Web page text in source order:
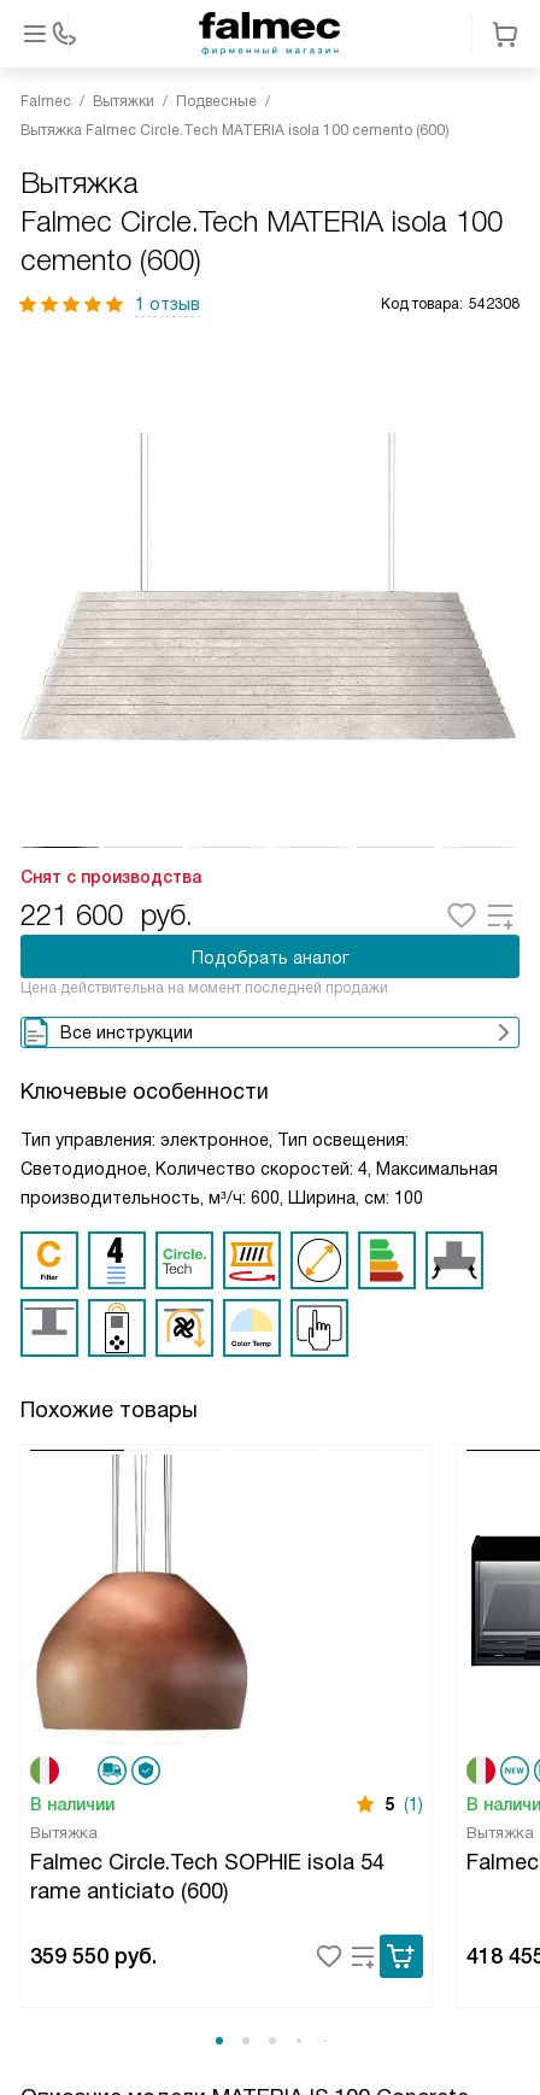
Falmec Вытяжки
Подвесные
Вытяжка Falmec Circle.Tech MATERIA isola 100 cemento (600)
Вытяжка
Falmec Circle.Tech MATERIA isola 100
cemento (600)
1 отзыв Код товара: 542308
Снят с производства
221 600 руб.
Подобрать аналог
Цена действительна на момент последней продажи
Все инструкции
Ключевые особенности
Тип управления: электронное, Тип освещения:
Светодиодное, Количество скоростей: 4, Максимальная
производительность, м³/ч: 600, Ширина, см: 100
Похожие товары
В наличии 5 (1)
Вытяжка
Falmec Circle.Tech SOPHIE isola 54
rame anticiato (600)
359 550 руб.
В
Вытяжка
418